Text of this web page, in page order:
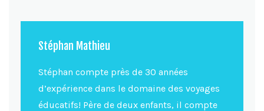
Stéphan Mathieu
Stéphan compte près de 30 années
d’expérience dans le domaine des voyages
éducatifs! Père de deux enfants, il compte